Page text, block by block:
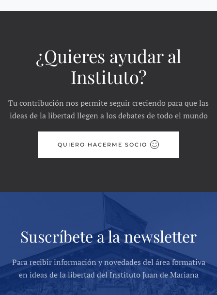
¿Quieres ayudar al
Instituto?
Tu contribución nos permite seguir creciendo para que las
ideas de la libertad llegen a los debates de todo el mundo
QUIERO HACERME SOCIO
Suscríbete a la newsletter
Para recibir información y novedades del área formativa
en ideas de la libertad del Instituto Juan de Mariana